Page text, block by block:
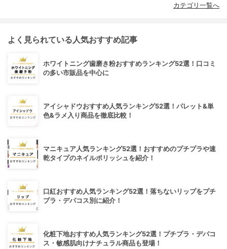
カテゴリ一覧へ
よく見られている人気おすすめ記事
ホワイトニング歯磨き粉おすすめランキング52選！口コミ
の多い市販品を中心に
アイシャドウおすすめ人気ランキング52選！パレット&単
色&ラメ入り商品を徹底比較！
マニキュア人気ランキング52選！おすすめのプチプラや速
乾タイプのネイルポリッシュを紹介！
口紅おすすめ人気ランキング52選！落ちないリップをプチ
プラ・デパコス別に紹介！
化粧下地おすすめ人気ランキング52選！プチプラ・デパコ
ス・敏感肌向けナチュラル商品も登場！